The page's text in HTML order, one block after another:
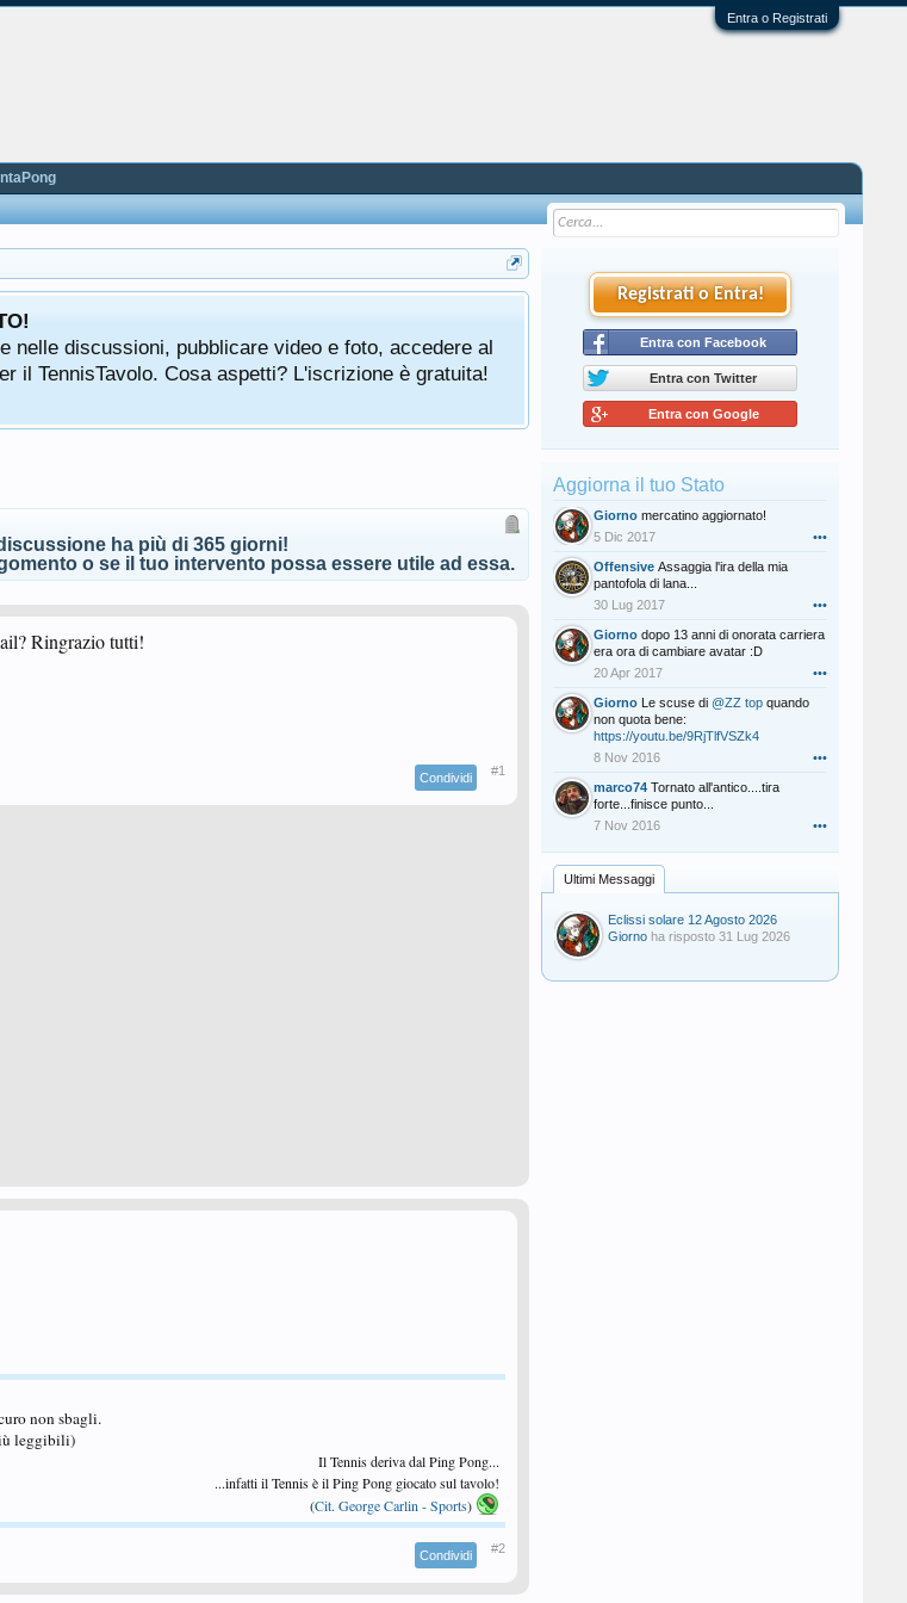
Entra o Registrati
nelle discussioni, pubblicare video e foto, accedere al
il TennisTavolo. Cosa aspetti? L'iscrizione è gratuita!
ha più di 365 giorni!
o se il tuo intervento possa essere utile ad essa.
Ringrazio tutti!
Condividi #1
non sbagli.
leggibili)
Il Tennis deriva dal Ping Pong...
...infatti il Tennis è il Ping Pong giocato sul tavolo!
(Cit. George Carlin - Sports)
Condividi #2
Registrati o Entra!
Entra con Facebook
Entra con Twitter
Entra con Google
Aggiorna il tuo Stato
Giorno mercatino aggiornato!
5 Dic 2017
•••
Offensive Assaggia l'ira della mia
pantofola di lana...
30 Lug 2017
•••
Giorno dopo 13 anni di onorata carriera
era ora di cambiare avatar :D
20 Apr 2017
•••
Giorno Le scuse di @ZZ top quando
non quota bene:
https://youtu.be/9RjTlfVSZk4
8 Nov 2016
•••
marco74 Tornato all'antico....tira
forte...finisce punto...
7 Nov 2016
•••
Ultimi Messaggi
Eclissi solare 12 Agosto 2026
Giorno ha risposto 31 Lug 2026